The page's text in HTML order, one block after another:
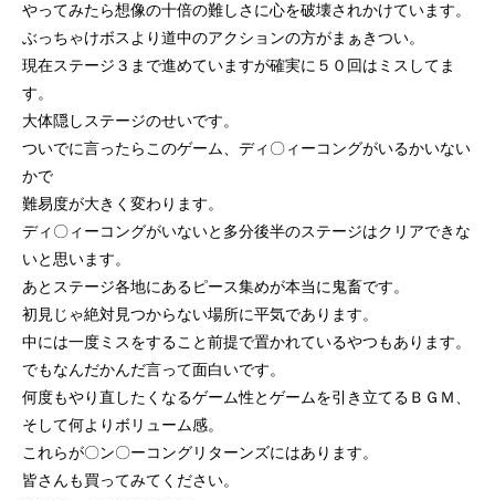
やってみたら想像の十倍の難しさに心を破壊されかけています。
ぶっちゃけボスより道中のアクションの方がまぁきつい。
現在ステージ３まで進めていますが確実に５０回はミスしてま
す。
大体隠しステージのせいです。
ついでに言ったらこのゲーム、ディ〇ィーコングがいるかいない
かで
難易度が大きく変わります。
ディ〇ィーコングがいないと多分後半のステージはクリアできな
いと思います。
あとステージ各地にあるピース集めが本当に鬼畜です。
初見じゃ絶対見つからない場所に平気であります。
中には一度ミスをすること前提で置かれているやつもあります。
でもなんだかんだ言って面白いです。
何度もやり直したくなるゲーム性とゲームを引き立てるＢＧＭ、
そして何よりボリューム感。
これらが〇ン〇ーコングリターンズにはあります。
皆さんも買ってみてください。